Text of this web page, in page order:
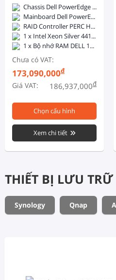
Chassis Dell PowerEdge R760xs 8x3.5-inch - Dual, Hot-plug, Power Supply Redundant (1+1), 800W
Mainboard Dell PowerEdge R760xs
RAID Controller PERC H755
1 x Intel Xeon Silver 4410Y (12C/24T, 2.0GHz, 30MB Cache, 150W, DDR5-4000)
1 x Bộ nhớ RAM DELL 16GB DDR5 5600MHz ECC Registered DIMM
Chưa có VAT:
173,090,000đ
Giá VAT: 186,937,000đ
Chọn cấu hình
Xem chi tiết
THIẾT BỊ LƯU TRỮ
Synology Qnap